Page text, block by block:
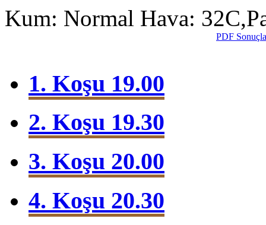
Kum: Normal Hava:
PDF
1. Koşu 19.00
2. Koşu 19.30
3. Koşu 20.00
4. Koşu 20.30